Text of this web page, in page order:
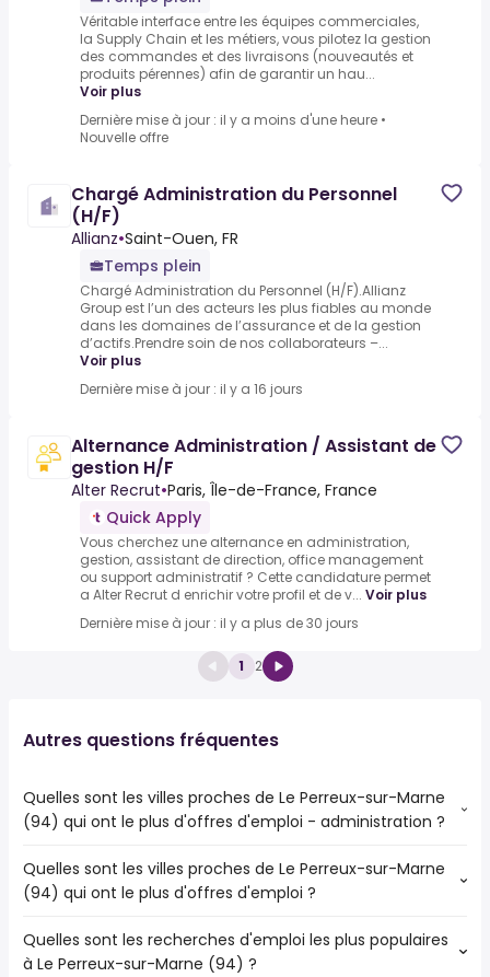
Véritable interface entre les équipes commerciales,
la Supply Chain et les métiers, vous pilotez la gestion
des commandes et des livraisons (nouveautés et
produits pérennes) afin de garantir un hau...
Voir plus
Dernière mise à jour : il y a moins d'une heure •
Nouvelle offre
Chargé Administration du Personnel
(H/F)
Allianz•Saint-Ouen, FR
Temps plein
Chargé Administration du Personnel (H/F).Allianz
Group est l’un des acteurs les plus fiables au monde
dans les domaines de l’assurance et de la gestion
d’actifs.Prendre soin de nos collaborateurs –...
Voir plus
Dernière mise à jour : il y a 16 jours
Alternance Administration / Assistant de
gestion H/F
Alter Recrut•Paris, Île-de-France, France
Quick Apply
Vous cherchez une alternance en administration,
gestion, assistant de direction, office management
ou support administratif ? Cette candidature permet
a Alter Recrut d enrichir votre profil et de v... Voir plus
Dernière mise à jour : il y a plus de 30 jours
1 2
Autres questions fréquentes
Quelles sont les villes proches de Le Perreux-sur-Marne
(94) qui ont le plus d'offres d'emploi - administration ?
Les villes proches de Le Perreux-sur-Marne (94) qui ont le
plus d'offres d'emploi - administration sont :
Champigny-sur-Marne
Saint-Maur-des-Fossés
Quelles sont les villes proches de Le Perreux-sur-Marne
(94) qui ont le plus d'offres d'emploi ?
Les 10 villes proches de Le Perreux-sur-Marne (94) qui ont
le plus d'offres d'emploi sont :
Quelles sont les recherches d'emploi les plus populaires
à Le Perreux-sur-Marne (94) ?